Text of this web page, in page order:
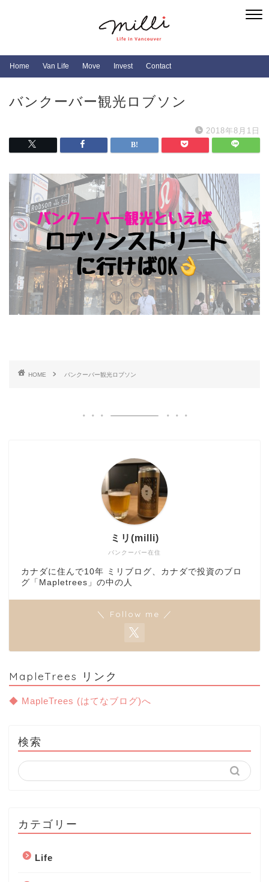
Home Van Life Move Invest Contact
バンクーバー観光ロブソン
2018年8月1日
HOME バンクーバー観光ロブソン
バンクーバー在住
ミリ(milli)
カナダに住んで10年 ミリブログ、カナダで投資のブロ
グ「Mapletrees」の中の人
＼ Follow me ／
MapleTrees リンク
◆ MapleTrees (はてなブログ)へ
検索
カテゴリー
Life